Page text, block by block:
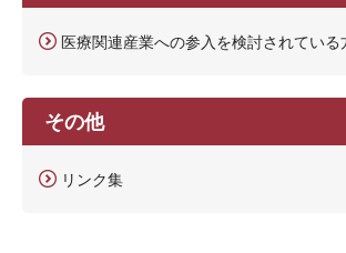
医療関連産業への参入を検討されている
その他
リンク集